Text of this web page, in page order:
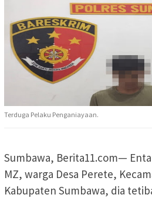
Terduga Pelaku Penganiayaan.
Sumbawa, Berita11.com—
MZ, warga Desa Perete,
Kabupaten Sumbawa, dia